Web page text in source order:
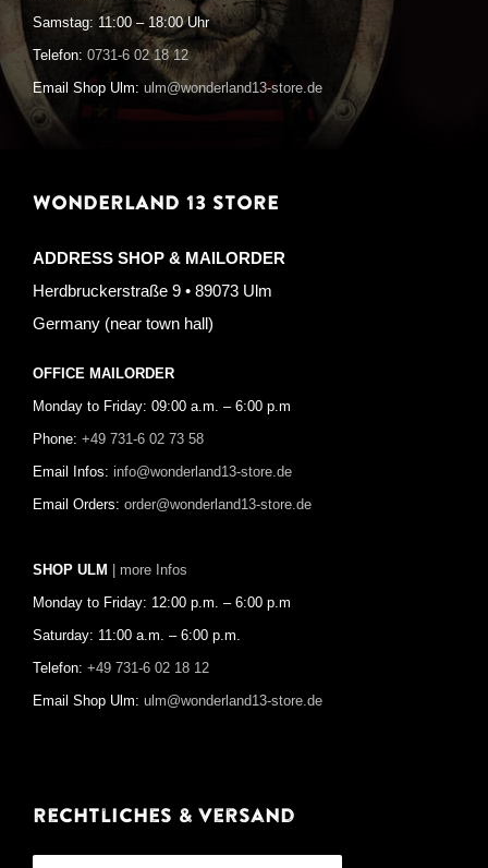
Samstag: 11:00 – 18:00 Uhr
Telefon: 0731-6 02 18 12
Email Shop Ulm: ulm@wonderland13-store.de
WONDERLAND 13 STORE
ADDRESS SHOP & MAILORDER
Herdbruckerstraße 9 • 89073 Ulm
Germany (near town hall)
OFFICE MAILORDER
Monday to Friday: 09:00 a.m. – 6:00 p.m
Phone: +49 731-6 02 73 58
Email Infos: info@wonderland13-store.de
Email Orders: order@wonderland13-store.de
SHOP ULM | more Infos
Monday to Friday: 12:00 p.m. – 6:00 p.m
Saturday: 11:00 a.m. – 6:00 p.m.
Telefon: +49 731-6 02 18 12
Email Shop Ulm: ulm@wonderland13-store.de
Rechtliches & Versand